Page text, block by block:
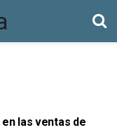
las ventas de